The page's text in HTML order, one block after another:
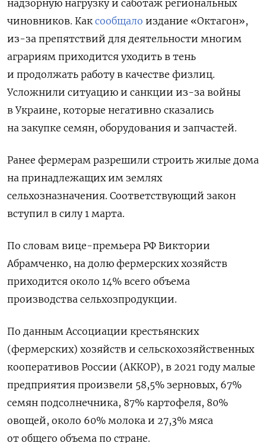
надзорную нагрузку и саботаж региональных
чиновников. Как сообщало издание «Октагон»,
из-за препятствий для деятельности многим
аграриям приходится уходить в тень
и продолжать работу в качестве физлиц.
Усложнили ситуацию и санкции из-за войны
в Украине, которые негативно сказались
на закупке семян, оборудования и запчастей.
Ранее фермерам разрешили строить жилые дома
на принадлежащих им землях
сельхозназначения. Соответствующий закон
вступил в силу 1 марта.
По словам вице-премьера РФ Виктории
Абрамченко, на долю фермерских хозяйств
приходится около 14% всего объема
производства сельхозпродукции.
По данным Ассоциации крестьянских
(фермерских) хозяйств и сельскохозяйственных
кооперативов России (АККОР), в 2021 году малые
предприятия произвели 58,5% зерновых, 67%
семян подсолнечника, 87% картофеля, 80%
овощей, около 60% молока и 27,3% мяса
от общего объема по стране.